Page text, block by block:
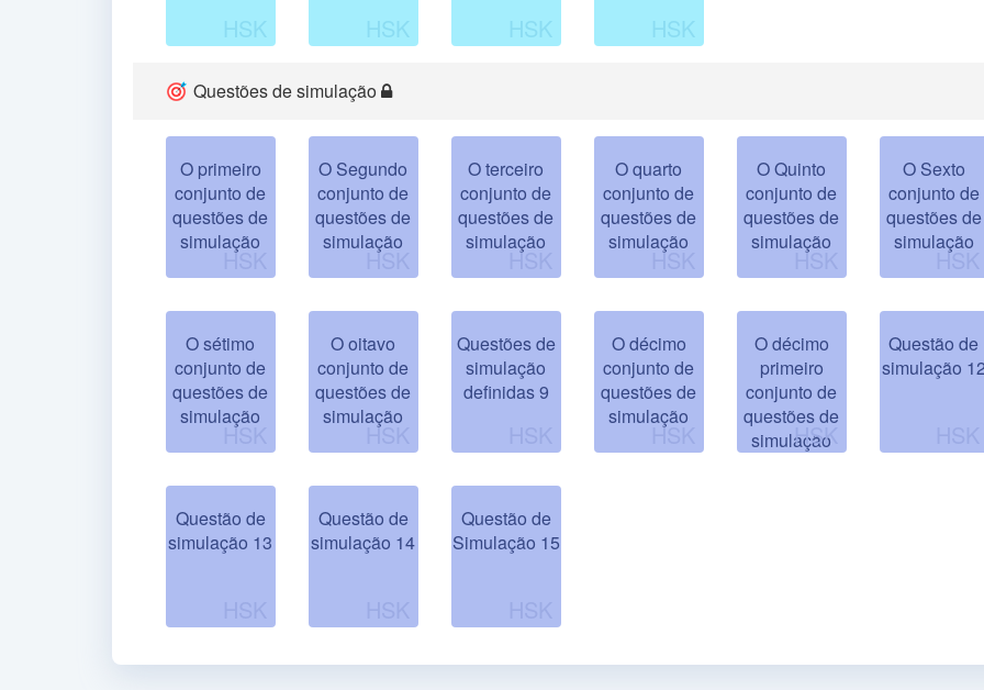
Questões de simulação
O primeiro
conjunto de
questões de
simulação
O Segundo
conjunto de
questões de
simulação
O terceiro
conjunto de
questões de
simulação
O quarto
conjunto de
questões de
simulação
O Quinto
conjunto de
questões de
simulação
O Sexto
conjunto de
questões de
simulação
O sétimo
conjunto de
questões de
simulação
O oitavo
conjunto de
questões de
simulação
Questões de
simulação
definidas 9
O décimo
conjunto de
questões de
simulação
O décimo
primeiro
conjunto de
questões de
simulação
Questão de
simulação
Questão de
simulação 13
Questão de
simulação 14
Questão de
Simulação 15